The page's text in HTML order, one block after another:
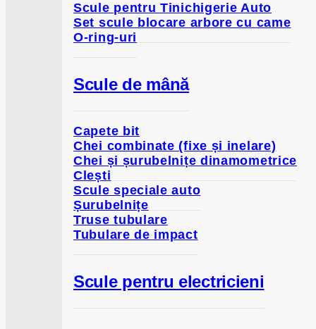
Scule pentru Tinichigerie Auto
Set scule blocare arbore cu came
O-ring-uri
Scule de mână
Capete bit
Chei combinate (fixe și inelare)
Chei și șurubelnițe dinamometrice
Clești
Scule speciale auto
Șurubelnițe
Truse tubulare
Tubulare de impact
Scule pentru electricieni